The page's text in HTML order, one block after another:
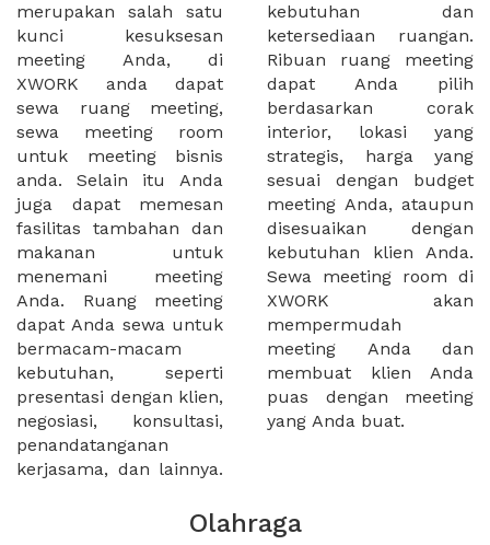
merupakan salah satu
kunci kesuksesan
meeting Anda, di
XWORK anda dapat
sewa ruang meeting,
sewa meeting room
untuk meeting bisnis
anda. Selain itu Anda
juga dapat memesan
fasilitas tambahan dan
makanan untuk
menemani meeting
Anda. Ruang meeting
dapat Anda sewa untuk
bermacam-macam
kebutuhan, seperti
presentasi dengan klien,
negosiasi, konsultasi,
penandatanganan
kerjasama, dan lainnya.
kebutuhan dan
ketersediaan ruangan.
Ribuan ruang meeting
dapat Anda pilih
berdasarkan corak
interior, lokasi yang
strategis, harga yang
sesuai dengan budget
meeting Anda, ataupun
disesuaikan dengan
kebutuhan klien Anda.
Sewa meeting room di
XWORK akan
mempermudah
meeting Anda dan
membuat klien Anda
puas dengan meeting
yang Anda buat.
Olahraga